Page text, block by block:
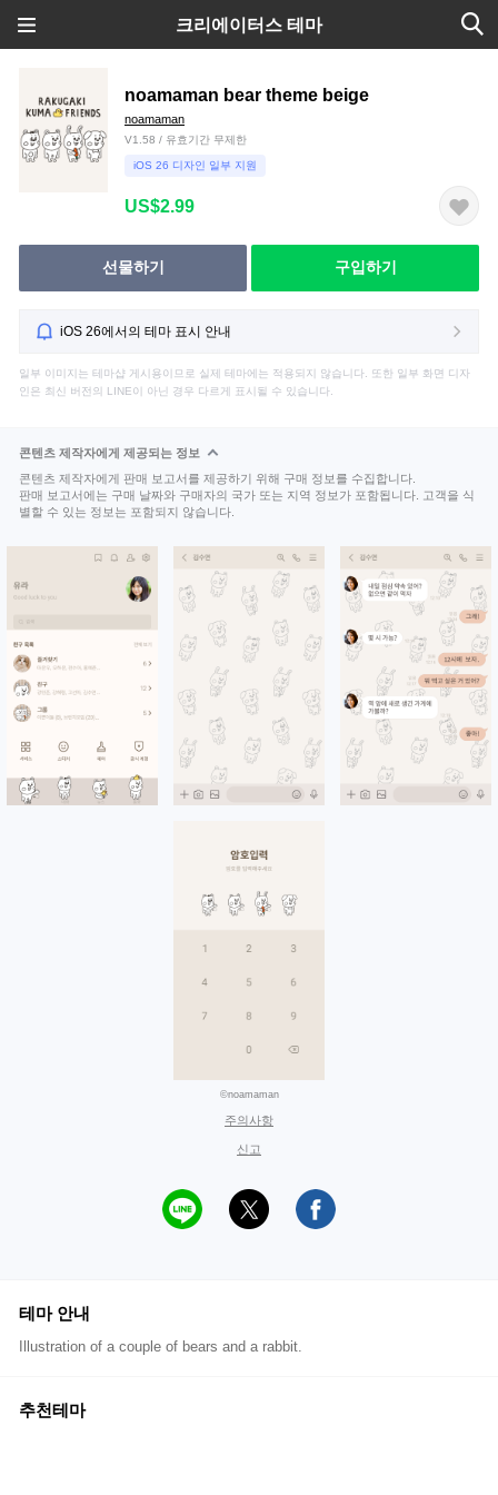
크리에이터스 테마
noamaman bear theme beige
noamaman
V1.58 / 유효기간 무제한
iOS 26 디자인 일부 지원
US$2.99
선물하기 구입하기
iOS 26에서의 테마 표시 안내
일부 이미지는 테마샵 게시용이므로 실제 테마에는 적용되지 않습니다. 또한 일부 화면 디자
인은 최신 버전의 LINE이 아닌 경우 다르게 표시될 수 있습니다.
콘텐츠 제작자에게 제공되는 정보
콘텐츠 제작자에게 판매 보고서를 제공하기 위해 구매 정보를 수집합니다.
판매 보고서에는 구매 날짜와 구매자의 국가 또는 지역 정보가 포함됩니다. 고객을 식
별할 수 있는 정보는 포함되지 않습니다.
©noamaman
주의사항
신고
테마 안내
Illustration of a couple of bears and a rabbit.
추천테마